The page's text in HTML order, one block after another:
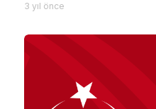
3 yıl önce